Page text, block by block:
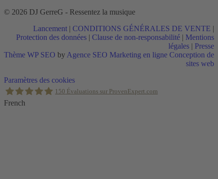
© 2026 DJ GerreG - Ressentez la musique
Lancement | CONDITIONS GÉNÉRALES DE VENTE |
Protection des données | Clause de non-responsabilité | Mentions
légales | Presse
Thème WP SEO by Agence SEO Marketing en ligne Conception de
sites web
Retour
en
haut
Paramètres des cookies
150 Évaluations sur ProvenExpert.com
French